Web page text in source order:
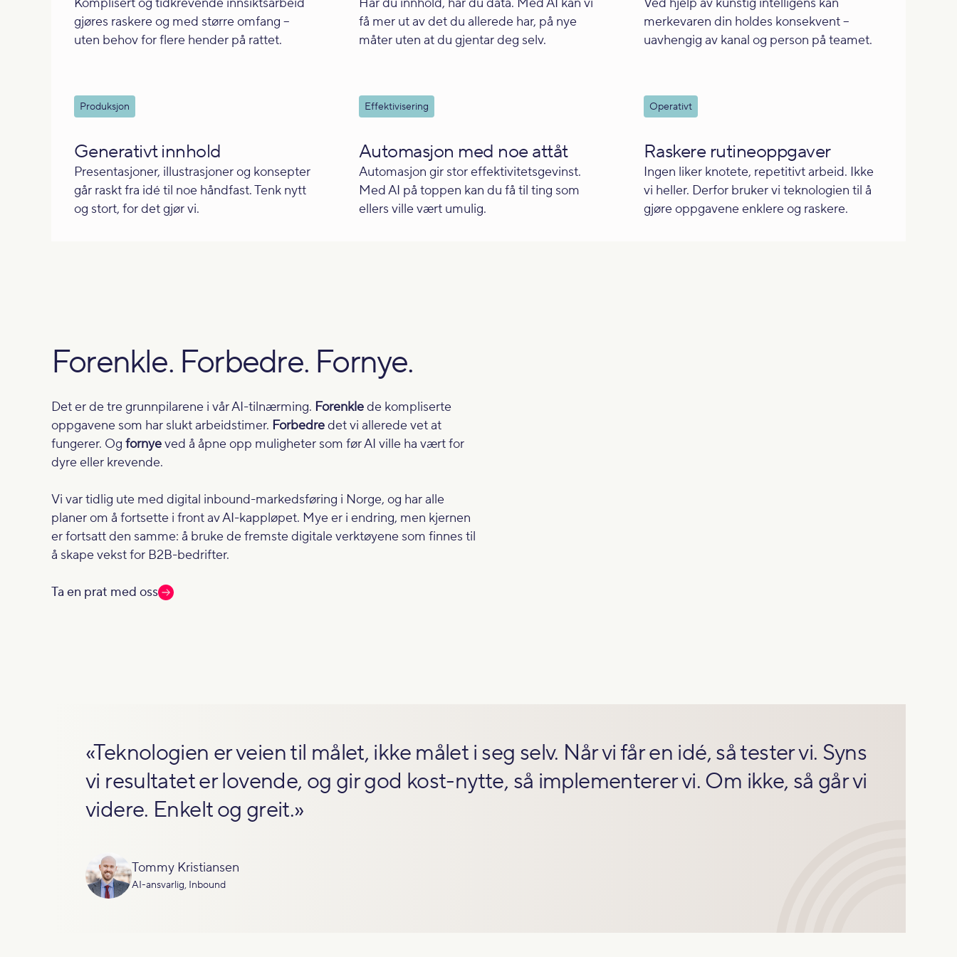
gjøres raskere og med større omfang –
uten behov for flere hender på rattet.
få mer ut av det du allerede har, på nye
måter uten at du gjentar deg selv.
merkevaren din holdes konsekvent –
uavhengig av kanal og person på teamet.
Produksjon
Generativt innhold
Presentasjoner, illustrasjoner og konsepter
går raskt fra idé til noe håndfast. Tenk nytt
og stort, for det gjør vi.
Effektivisering
Automasjon med noe attåt
Automasjon gir stor effektivitetsgevinst.
Med AI på toppen kan du få til ting som
ellers ville vært umulig.
Operativt
Raskere rutineoppgaver
Ingen liker knotete, repetitivt arbeid. Ikke
vi heller. Derfor bruker vi teknologien til å
gjøre oppgavene enklere og raskere.
Forenkle. Forbedre. Fornye.
Det er de tre grunnpilarene i vår AI-tilnærming. Forenklede kompliserte
oppgavene som har slukt arbeidstimer. Forbedredet vi allerede vet at
fungerer. Og fornyeved å åpne opp muligheter som før AI ville ha vært for
dyre eller krevende.
Vi var tidlig ute med digital inbound-markedsføring i Norge, og har alle
planer om å fortsette i front av AI-kappløpet. Mye er i endring, men kjernen
er fortsatt den samme: å bruke de fremste digitale verktøyene som finnes til
å skape vekst for B2B-bedrifter.
Ta en prat med oss
«Teknologien er veien til målet, ikke målet i seg selv. Når vi får en idé, så tester vi. Syns
vi resultatet er lovende, og gir god kost-nytte, så implementerer vi. Om ikke, så går vi
videre. Enkelt og greit.»
Tommy Kristiansen
AI-ansvarlig, Inbound